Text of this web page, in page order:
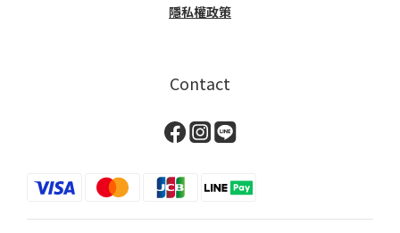
隱私權政策
Contact